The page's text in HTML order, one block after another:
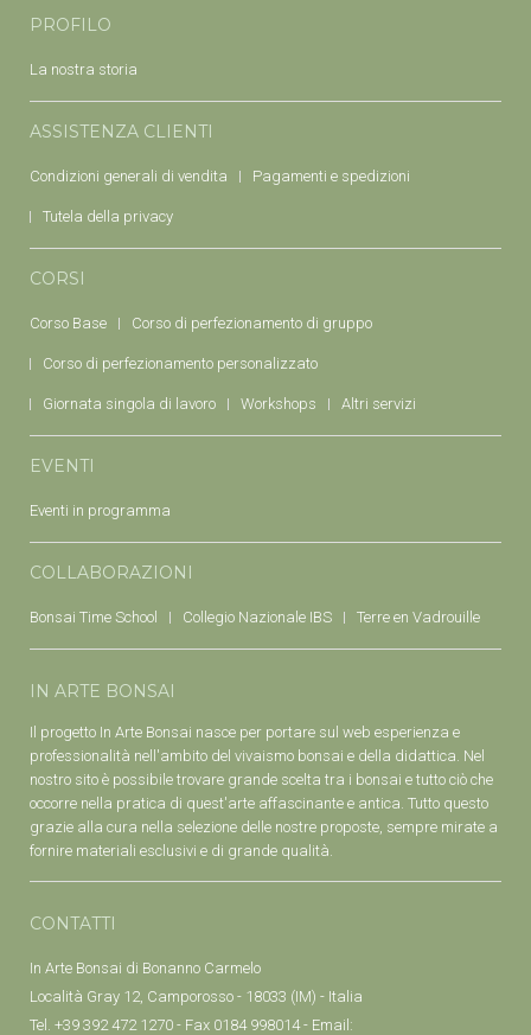
PROFILO
La nostra storia
ASSISTENZA CLIENTI
Condizioni generali di vendita Pagamenti e spedizioni
Tutela della privacy
CORSI
Corso Base Corso di perfezionamento di gruppo
Corso di perfezionamento personalizzato
Giornata singola di lavoro Workshops Altri servizi
EVENTI
Eventi in programma
COLLABORAZIONI
Bonsai Time School Collegio Nazionale IBS Terre en Vadrouille
IN ARTE BONSAI
Il progetto In Arte Bonsai nasce per portare sul web esperienza e
professionalità nell'ambito del vivaismo bonsai e della didattica. Nel
nostro sito è possibile trovare grande scelta tra i bonsai e tutto ciò che
occorre nella pratica di quest'arte affascinante e antica. Tutto questo
grazie alla cura nella selezione delle nostre proposte, sempre mirate a
fornire materiali esclusivi e di grande qualità.
CONTATTI
In Arte Bonsai di Bonanno Carmelo
Località Gray 12, Camporosso - 18033 (IM) - Italia
Tel. +39 392 472 1270 - Fax 0184 998014 - Email: